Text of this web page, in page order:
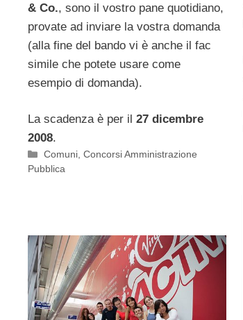
& Co., sono il vostro pane quotidiano,
provate ad inviare la vostra domanda
(alla fine del bando vi è anche il fac
simile che potete usare come
esempio di domanda).
La scadenza è per il 27 dicembre
2008.
Categorie
Comuni,Concorsi Amministrazione
Pubblica